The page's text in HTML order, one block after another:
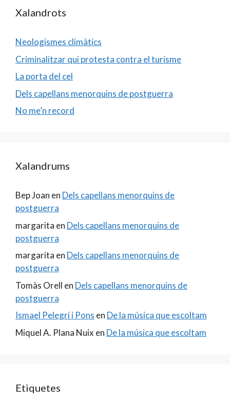
Xalandrots
Neologismes climàtics
Criminalitzar qui protesta contra el turisme
La porta del cel
Dels capellans menorquins de postguerra
No me’n record
Xalandrums
Bep Joan en Dels capellans menorquins de
postguerra
margarita en Dels capellans menorquins de
postguerra
margarita en Dels capellans menorquins de
postguerra
Tomàs Orell en Dels capellans menorquins de
postguerra
Ismael Pelegrí i Pons en De la música que escoltam
Miquel A. Plana Nuix en De la música que escoltam
Etiquetes